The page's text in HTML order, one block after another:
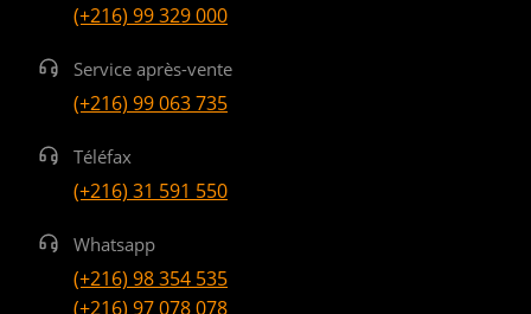
(+216) 99 329 000
Service après-vente
(+216) 99 063 735
Téléfax
(+216) 31 591 550
Whatsapp
(+216) 98 354 535
(+216) 97 078 078